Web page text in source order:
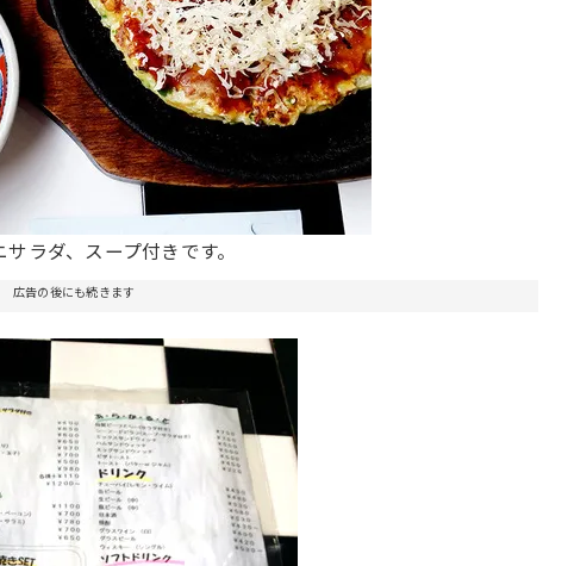
ラダ、スープ付きです。
広告の後にも続きます